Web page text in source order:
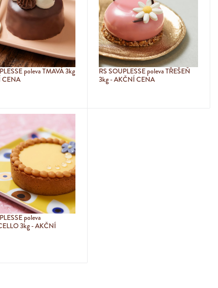
poleva TMAVÁ 3kg
CENA
RS SOUPLESSE poleva TŘEŠEŇ
3kg - AKČNÍ CENA
poleva
3kg - AKČNÍ